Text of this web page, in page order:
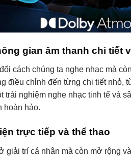
gian âm thanh chi tiết
cách chúng ta nghe nhạc mà
điều chỉnh đến từng chi tiết nhỏ,
trải nghiệm nghe nhạc tinh tế và
hoàn hảo.
trực tiếp và thể thao
giải trí cá nhân mà còn mở rộng